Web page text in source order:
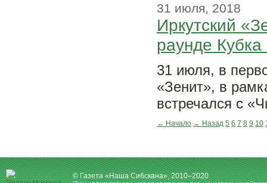
31 июля, 2018
Иркутский
раунде
31 июля, в
«Зенит», в
встречался с
← Начало ← Назад 5 6 7 8 9 10
© Газета «Наша Сибскана», 2010–2020